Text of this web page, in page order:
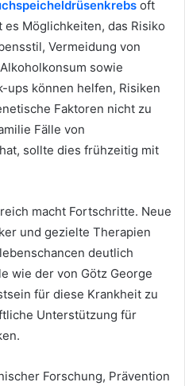
oft
Möglichkeiten, das Risiko
Vermeidung von
sowie
ups können helfen, Risiken
Faktoren nicht zu
Fälle von
sollte dies frühzeitig mit
macht Fortschritte. Neue
und gezielte Therapien
deutlich
wie der von Götz George
für diese Krankheit zu
Unterstützung für
Forschung, Prävention